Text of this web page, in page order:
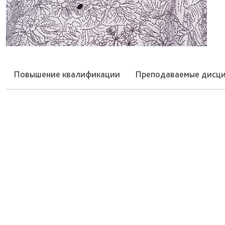
Повышение квалификации Преподаваемые